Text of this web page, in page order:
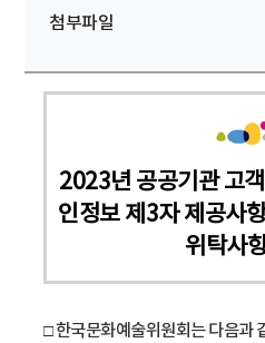
첨부파일
2023년 공공기관 고
인정보 제3자 제공사
위탁사
□ 한국문화예술위원회는 다음과